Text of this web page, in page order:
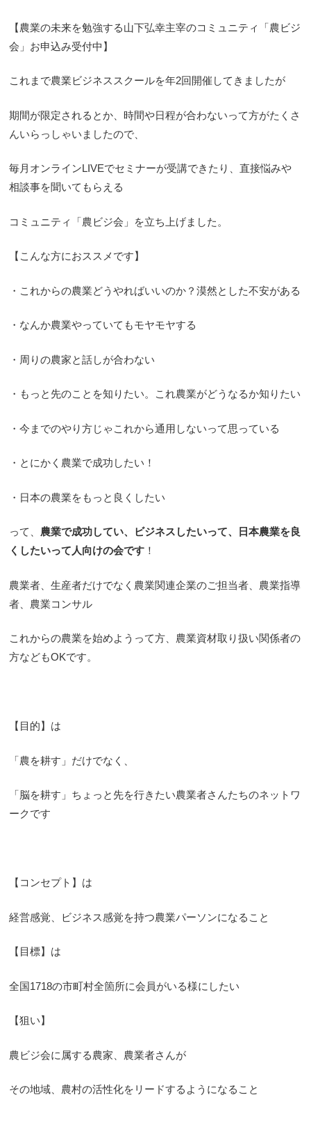
【農業の未来を勉強する山下弘幸主宰のコミュニティ「農ビジ
会」お申込み受付中】
これまで農業ビジネススクールを年2回開催してきましたが
期間が限定されるとか、時間や日程が合わないって方がたくさ
んいらっしゃいましたので、
毎月オンラインLIVEでセミナーが受講できたり、直接悩みや
相談事を聞いてもらえる
コミュニティ「農ビジ会」を立ち上げました。
【こんな方におススメです】
・これからの農業どうやればいいのか？漠然とした不安がある
・なんか農業やっていてもモヤモヤする
・周りの農家と話しが合わない
・もっと先のことを知りたい。これ農業がどうなるか知りたい
・今までのやり方じゃこれから通用しないって思っている
・とにかく農業で成功したい！
・日本の農業をもっと良くしたい
って、 農業で成功してい、ビジネスしたいって、日本農業を良
くしたいって人向けの会です ！
農業者、生産者だけでなく農業関連企業のご担当者、農業指導
者、農業コンサル
これからの農業を始めようって方、農業資材取り扱い関係者の
方などもOKです。
【目的】は
「農を耕す」だけでなく、
「脳を耕す」ちょっと先を行きたい農業者さんたちのネットワ
ークです
【コンセプト】は
経営感覚、ビジネス感覚を持つ農業パーソンになること
【目標】は
全国1718の市町村全箇所に会員がいる様にしたい
【狙い】
農ビジ会に属する農家、農業者さんが
その地域、農村の活性化をリードするようになること